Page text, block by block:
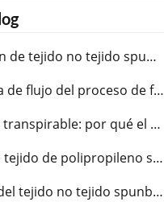
no tejido spunbond de PP en el campo médico.
de fabricación de tejido no tejido spunbond de PP
qué el tejido no tejido spunbond de PP es la opción perfecta.
spunbond en geotextiles: control de carreteras, drenaje y erosión.
no tejido spunbond de PP